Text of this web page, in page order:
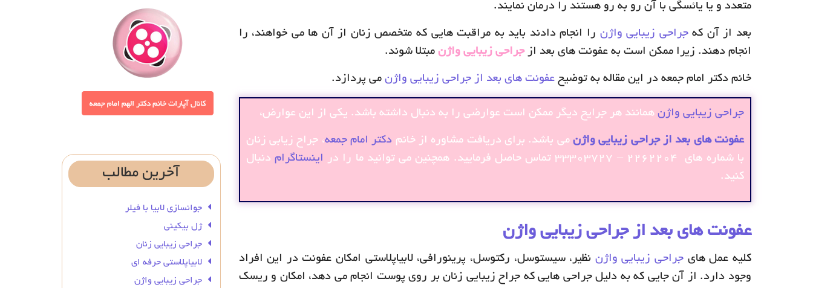
متعدد و یا یائسگی با آن رو به رو هستند را درمان نمایند.
بعد از آن کهجراحی زیبایی واژن را انجام دادند باید به مراقبت هایی که متخصص زنان از آن ها می خواهند، را
انجام دهند. زیرا ممکن است به عفونت های بعد ازجراحی زیبایی واژن مبتلا شوند.
خانم دکتر امام جمعه در این مقاله به توضیح عفونت های بعد از جراحی زیبایی واژن می پردازد.
جراحی زیبایی واژن همانند هر جرایح دیگر ممکن است عوارضی را به دنبال داشته باشد. یکی از این عوارض،
عفونت های بعد از جراحی زیبایی واژن می باشد. برای دریافت مشاوره از خانم دکتر امام جمعه، جراح زیابی زنان
با شماره های ۲۲۶۲۲۰۴ – ۳۳۳۰۳۷۲۷ تماس حاصل فرمایید. همچنین می توانید ما را در
اینستاگرام دنبال
کنید.
عفونت های بعد از جراحی زیبایی واژن
کلیه عمل های جراحی زیبایی واژن نظیر، سیستوسل، رکتوسل، پرینورافی، لابیاپلاستی امکان عفونت در این افراد
وجود دارد. از آن جایی که به دلیل جراحی هایی که جراح زیبایی زنان بر روی پوست انجام می دهد، امکان و ریسک
آخرین مطالب
جوانسازی لابیا با فیلر
ژل بیکینی
جراحی زیبایی زنان
لابیاپلاستی حرفه ای
جراحی زیبایی واژن